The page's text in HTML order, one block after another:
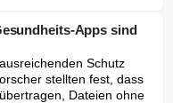
Apps sind
Schutz
stellten fest, dass
Dateien ohne